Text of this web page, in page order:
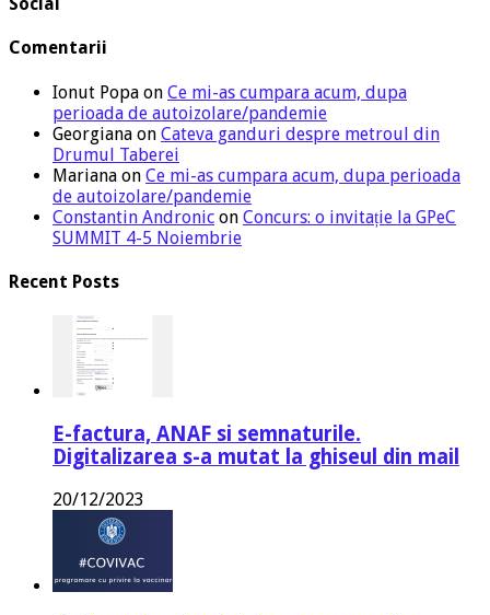
Comentarii
Ionut Popa on Ce mi-as cumpara acum, dupa
perioada de autoizolare/pandemie
Georgiana on Cateva ganduri despre metroul din
Drumul Taberei
Mariana on Ce mi-as cumpara acum, dupa perioada
de autoizolare/pandemie
Constantin Andronic on Concurs: o invitație la GPeC
SUMMIT 4-5 Noiembrie
Recent Posts
E-factura, ANAF si semnaturile.
Digitalizarea s-a mutat la ghiseul din mail
20/12/2023